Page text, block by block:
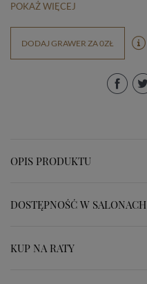
POKAŻ WIĘCEJ
DODAJ GRAWER ZA 0ZŁ
OPIS PRODUKTU
DOSTĘPNOŚĆ W SALONACH
KUP NA RATY